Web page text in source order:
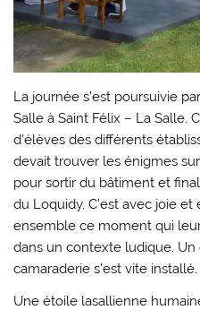
La journée s’est poursuivie
Salle à Saint Félix – La Salle.
d’élèves des différents
devait trouver les énigmes
pour sortir du bâtiment et
du Loquidy. C’est avec joie
ensemble ce moment qui
dans un contexte ludique. Un
camaraderie s’est vite installé.
Une étoile lasallienne